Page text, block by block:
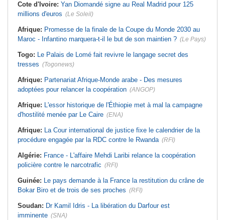
Cote d'Ivoire: Yan Diomandé signe au Real Madrid pour 125
millions d'euros (Le Soleil)
Afrique: Promesse de la finale de la Coupe du Monde 2030 au
Maroc - Infantino marquera-t-il le but de son maintien ? (Le Pays)
Togo: Le Palais de Lomé fait revivre le langage secret des
tresses (Togonews)
Afrique: Partenariat Afrique-Monde arabe - Des mesures
adoptées pour relancer la coopération (ANGOP)
Afrique: L'essor historique de l'Éthiopie met à mal la campagne
d'hostilité menée par Le Caire (ENA)
Afrique: La Cour international de justice fixe le calendrier de la
procédure engagée par la RDC contre le Rwanda (RFI)
Algérie: France - L'affaire Mehdi Laribi relance la coopération
policière contre le narcotrafic (RFI)
Guinée: Le pays demande à la France la restitution du crâne de
Bokar Biro et de trois de ses proches (RFI)
Soudan: Dr Kamil Idris - La libération du Darfour est
imminente (SNA)